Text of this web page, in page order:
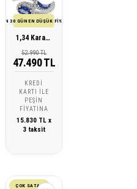
SON 30 GÜN EN DÜŞÜK FİYATI
1,34 Karat Pırlanta Safir Yüzük
52.990 TL
47.490 TL
KREDI
KARTI ILE
PEŞIN
FIYATINA
15.830 TL x
3 taksit
ÇOK SATAN